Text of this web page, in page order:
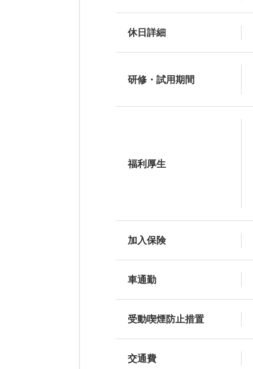
休日詳細
研修・試用期間
福利厚生
加入保険
車通勤
受動喫煙防止措置
交通費